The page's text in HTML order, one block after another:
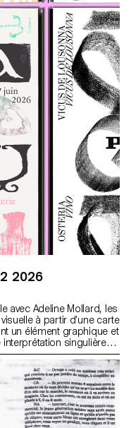
2026
avec Adeline Mollard, les
à partir d’une carte
un élément graphique et
singulière
également du
associé (machine à
etc.), utilisé comme
projet. L'identité est
carte de visite au format
visite ainsi qu'une